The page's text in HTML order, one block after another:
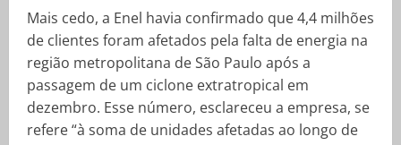
Mais cedo, a Enel havia confirmado que 4,4 milhões
de clientes foram afetados pela falta de energia na
região metropolitana de São Paulo após a
passagem de um ciclone extratropical em
dezembro. Esse número, esclareceu a empresa, se
refere “à soma de unidades afetadas ao longo de